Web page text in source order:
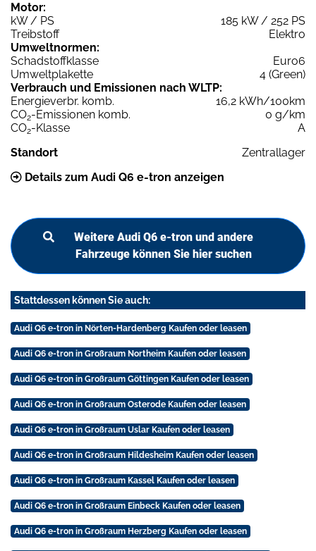
Motor:
kW / PS
185 kW / 252 PS
Treibstoff
Elektro
Umweltnormen:
Schadstoffklasse
Euro6
Umweltplakette
4 (Green)
Verbrauch und Emissionen nach WLTP:
Energieverbr. komb.
16,2 kWh/100km
CO2-Emissionen komb.
0 g/km
CO2-Klasse
A
Standort
Zentrallager
Details zum Audi Q6 e-tron anzeigen
Weitere Audi Q6 e-tron und andere
Fahrzeuge können Sie hier suchen
Stattdessen können Sie auch:
Audi Q6 e-tron in Nörten-Hardenberg Kaufen oder leasen
Audi Q6 e-tron in Großraum Northeim Kaufen oder leasen
Audi Q6 e-tron in Großraum Göttingen Kaufen oder leasen
Audi Q6 e-tron in Großraum Osterode Kaufen oder leasen
Audi Q6 e-tron in Großraum Uslar Kaufen oder leasen
Audi Q6 e-tron in Großraum Hildesheim Kaufen oder leasen
Audi Q6 e-tron in Großraum Kassel Kaufen oder leasen
Audi Q6 e-tron in Großraum Einbeck Kaufen oder leasen
Audi Q6 e-tron in Großraum Herzberg Kaufen oder leasen